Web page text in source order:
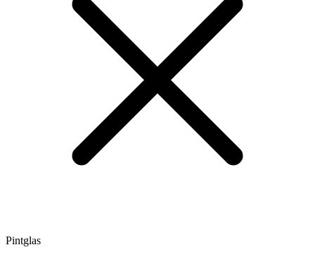
Pintglas